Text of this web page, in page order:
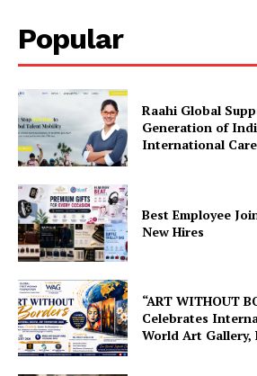
Popular
Raahi Global
Generation of
International
Best Employee
New Hires
“ART WITHOUT
Celebrates
World Art Gallery,